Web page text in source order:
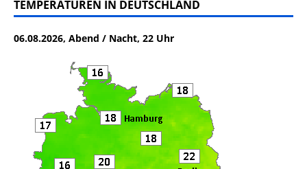
e
b
k
te
r
l n
TEMPERATUREN IN DEUTSCHLAND
06.08.2026, Abend / Nacht, 22 Uhr